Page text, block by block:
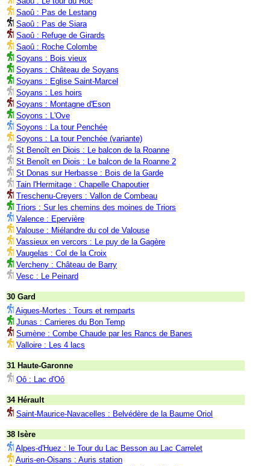
Saoû : Pas de Lestang
Saoû : Pas de Siara
Saoû : Refuge de Girards
Saoû : Roche Colombe
Soyans : Bois vieux
Soyans : Château de Soyans
Soyans : Eglise Saint-Marcel
Soyans : Les hoirs
Soyans : Montagne d'Eson
Soyons : L'Ove
Soyons : La tour Penchée
Soyons : La tour Penchée (variante)
St Benoît en Diois : Le balcon de la Roanne
St Benoît en Diois : Le balcon de la Roanne 2
St Donas sur Herbasse : Bois de la Garde
Tain l'Hermitage : Chapelle Chapoutier
Treschenu-Creyers : Vallon de Combeau
Triors : Sur les chemins des moines de Triors
Valence : Epervière
Valouse : Miélandre du col de Valouse
Vassieux en vercors : Le puy de la Gagère
Vaugelas : Col de la Croix
Vercheny : Château de Barry
Vesc : Le Peinard
30 Gard
Aigues-Mortes : Tours et remparts
Junas : Carrieres du Bon Temp
Sumène : Combe Chaude par les Rancs de Banes
Valloire : Les 4 lacs
31 Haute-Garonne
Oô : Lac d'Oô
34 Hérault
Saint-Maurice-Navacelles : Belvédère de la Baume Oriol
38 Isère
Alpes-d'Huez : le Tour du Lac Besson au Lac Carrelet
Auris-en-Oisans : Auris station